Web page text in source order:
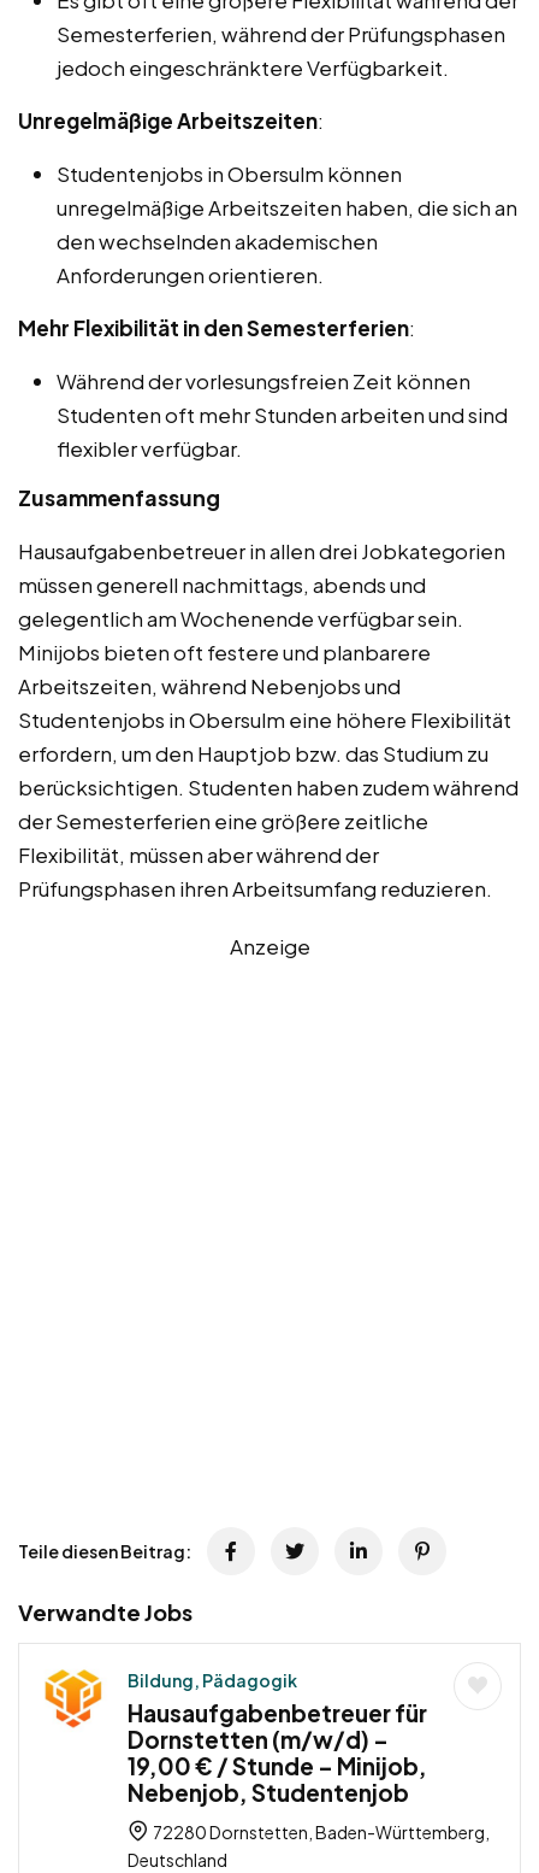
Semesterferien, während der Prüfungsphasen
jedoch eingeschränktere Verfügbarkeit.
Unregelmäßige Arbeitszeiten:
Studentenjobs in Obersulm können
unregelmäßige Arbeitszeiten haben, die sich an
den wechselnden akademischen
Anforderungen orientieren.
Mehr Flexibilität in den Semesterferien:
Während der vorlesungsfreien Zeit können
Studenten oft mehr Stunden arbeiten und sind
flexibler verfügbar.
Zusammenfassung
Hausaufgabenbetreuer in allen drei Jobkategorien
müssen generell nachmittags, abends und
gelegentlich am Wochenende verfügbar sein.
Minijobs bieten oft festere und planbarere
Arbeitszeiten, während Nebenjobs und
Studentenjobs in Obersulm eine höhere Flexibilität
erfordern, um den Hauptjob bzw. das Studium zu
berücksichtigen. Studenten haben zudem während
der Semesterferien eine größere zeitliche
Flexibilität, müssen aber während der
Prüfungsphasen ihren Arbeitsumfang reduzieren.
Anzeige
Teile diesen Beitrag:
Verwandte Jobs
Bildung, Pädagogik
Hausaufgabenbetreuer für
Dornstetten (m/w/d) –
19,00 € / Stunde – Minijob,
Nebenjob, Studentenjob
72280 Dornstetten, Baden-Württemberg,
Deutschland